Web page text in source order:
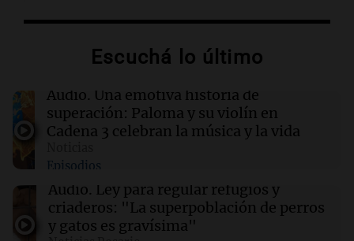
un incendio automovilístico en Córdoba
Pablo Gavi se tiñó el pelo rubio tras la victoria
de España en el Mundial 2026
Racing apartó del plantel a tres jugadores
importantes que buscan dejar el club
11:28 Fútbol
Escuchá lo último
Audio. Una emotiva historia de
superación: Paloma y su violín en
Cadena 3 celebran la música y la vida
Episodios
Audio. Ley para regular refugios y
criaderos: "La superpoblación de perros
y gatos es gravísima"